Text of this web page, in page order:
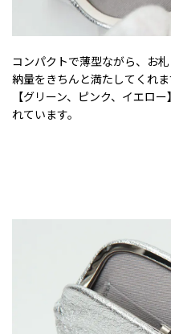
コンパクトで薄型ながら、お
納量をきちんと満たしてくれ
【グリーン、ピンク、イエロ
れています。